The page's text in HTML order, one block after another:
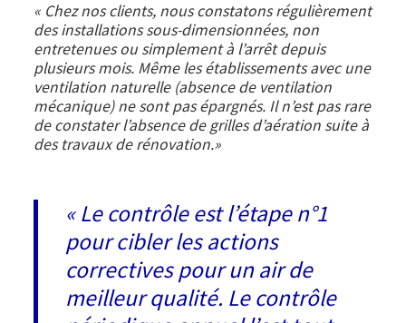
« Chez nos clients, nous constatons régulièrement
des installations sous-dimensionnées, non
entretenues ou simplement à l’arrêt depuis
plusieurs mois. Même les établissements avec une
ventilation naturelle (absence de ventilation
mécanique) ne sont pas épargnés. Il n’est pas rare
de constater l’absence de grilles d’aération suite à
des travaux de rénovation.»
« Le contrôle est l’étape n°1
pour cibler les actions
correctives pour un air de
meilleur qualité. Le contrôle